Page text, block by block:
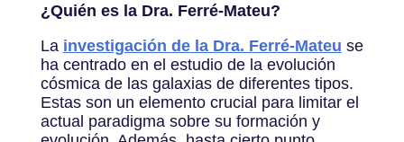
¿Quién es la Dra. Ferré-Mateu?
La investigación de la Dra. Ferré-Mateu se
ha centrado en el estudio de la evolución
cósmica de las galaxias de diferentes tipos.
Estas son un elemento crucial para limitar el
actual paradigma sobre su formación y